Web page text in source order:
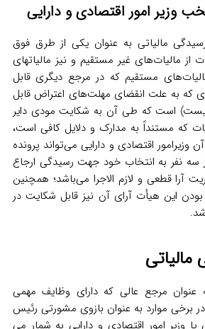
وزیر امور اقتصادی و دارایی
مالیاتی به عنوان یکی از طرق فوق
از مالیات‌های غیر مستقیم و نیز مالیاتهای
مستقیم که در مرجع دیگری قابل
که به علت انقضای مهلت‌های اعتراض قابل
است که طی آن به شکایت مودی دایر
که مستنداً به مدارک و دلایل کافی است،
اقتصادی و دارایی می‌تواند پرونده
سه نفر به انتخاب خود جهت رسیدگی ارجاع
آرا قطعی و لازم الاجرا می‌باشد؛ همچنین
این هیأت آرای آن نیز قابل شکایت در
عنوان مرجع عالی که دارای وظایف مهمی
برخی موارد به عنوان بازوی مشورتی رئیس
یا وزیر امور اقتصادی و دارایی به شمار می